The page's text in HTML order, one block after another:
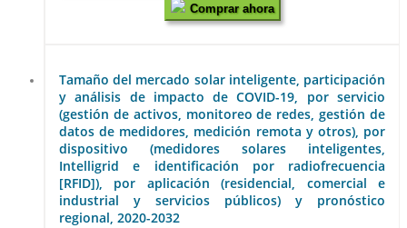
Comprar ahora
Tamaño del mercado solar inteligente, participación
y análisis de impacto de COVID-19, por servicio
(gestión de activos, monitoreo de redes, gestión de
datos de medidores, medición remota y otros), por
dispositivo (medidores solares inteligentes,
Intelligrid e identificación por radiofrecuencia
[RFID]), por aplicación (residencial, comercial e
industrial y servicios públicos) y pronóstico
regional, 2020-2032